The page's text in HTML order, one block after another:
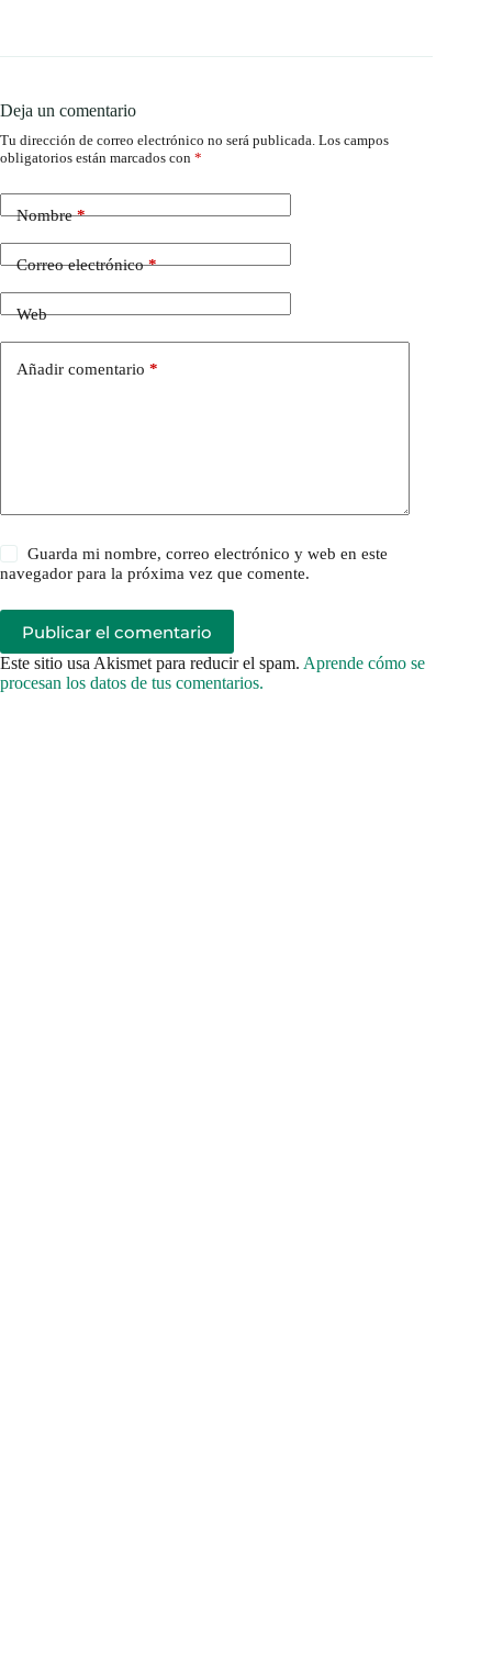
Deja un comentario
Tu dirección de correo electrónico no será publicada. Los campos
obligatorios están marcados con *
Nombre*
Correo electrónico*
Web
Añadir comentario *
Guarda mi nombre, correo electrónico y web en este
navegador para la próxima vez que comente.
Publicar el comentario
Este sitio usa Akismet para reducir el spam. Aprende cómo se
procesan los datos de tus comentarios.